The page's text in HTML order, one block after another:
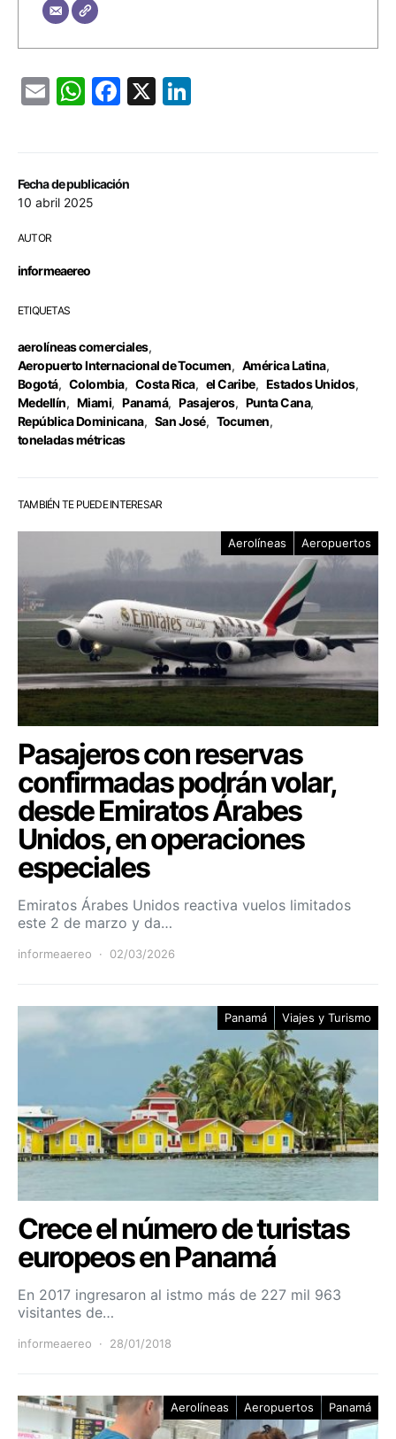
Fecha de publicación
10 abril 2025
AUTOR
informeaereo
ETIQUETAS
aerolíneas comerciales,
Aeropuerto Internacional de Tocumen, América Latina,
Bogotá, Colombia, Costa Rica, el Caribe, Estados Unidos,
Medellín, Miami, Panamá, Pasajeros, Punta Cana,
República Dominicana, San José, Tocumen,
toneladas métricas
EmailWhatsApp
Facebook
X
TAMBIÉN TE PUEDE INTERESAR
Aerolíneas Aeropuertos
Pasajeros con reservas
confirmadas podrán volar,
desde Emiratos Árabes
Unidos, en operaciones
especiales
Emiratos Árabes Unidos reactiva vuelos limitados
este 2 de marzo y da…
informeaereo 02/03/2026
Panamá Viajes y Turismo
Crece el número de turistas
europeos en Panamá
En 2017 ingresaron al istmo más de 227 mil 963
visitantes de…
informeaereo 28/01/2018
Aerolíneas Aeropuertos Panamá